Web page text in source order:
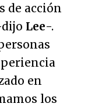
de acción
Lee-.
en
los